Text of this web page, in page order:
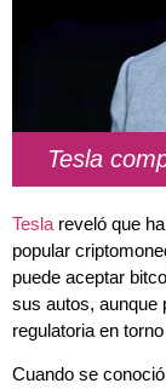
Tesla
Tesla reveló que
popular
puede aceptar
sus autos, aunque
regulatoria en
Cuando se